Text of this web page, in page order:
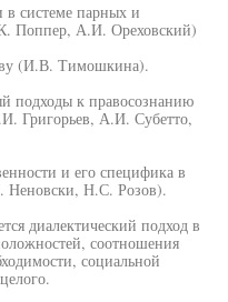
в системе парных и
Поппер, А.И. Ореховский)
(И.В. Тимошкина).
подходы к правосознанию
Григорьев, А.И. Субетто,
и его специфика в
Неновски, Н.С. Розов).
диалектический подход в
соотношения
социальной